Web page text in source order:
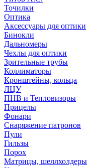
Точилки
Оптика
Аксессуары для оптики
Бинокли
Дальномеры
Чехлы для оптики
Зрительные трубы
Коллиматоры
Кронштейны, кольца
ЛЦУ
ПНВ и Тепловизоры
Прицелы
Фонари
Снаряжение патронов
Пули
Гильзы
Порох
Матрицы, шеллхолдеры